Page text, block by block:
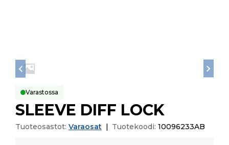
Varastossa
SLEEVE DIFF LOCK
Tuoteosastot: Varaosat Tuotekoodi: 10096233AB